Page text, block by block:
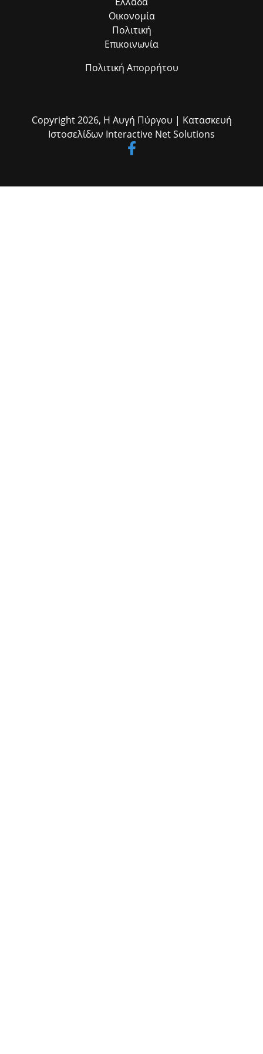
Οικονομία
Πολιτική
Επικοινωνία
Πολιτική Απορρήτου
Copyright 2026, Η Αυγή Πύργου | Κατασκευή
Ιστοσελίδων Interactive Net Solutions